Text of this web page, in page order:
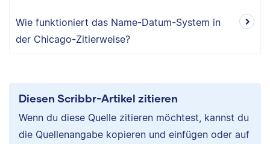
Wie funktioniert das Name-Datum-System in
der Chicago-Zitierweise?
Diesen Scribbr-Artikel zitieren
Wenn du diese Quelle zitieren möchtest, kannst du
die Quellenangabe kopieren und einfügen oder auf